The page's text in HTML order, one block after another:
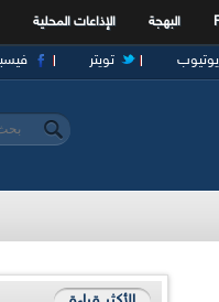
البهجة الإذاعات المحلية
تويتر يوتيوب
‏بحث ‏